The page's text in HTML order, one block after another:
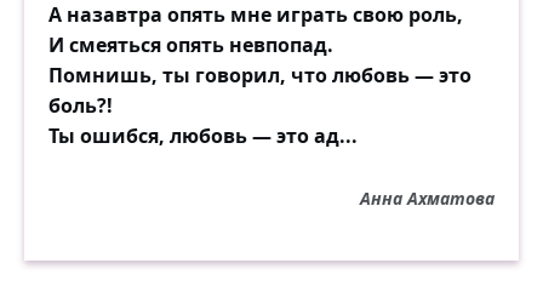
А назавтра опять мне играть свою роль,
И смеяться опять невпопад.
Помнишь, ты говорил, что любовь — это
боль?!
Ты ошибся, любовь — это ад...
Анна Ахматова